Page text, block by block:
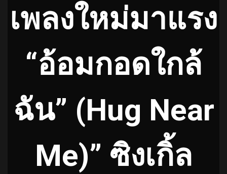
เพลงใหม่มาแรง
“อ้อมกอดใกล้
ฉัน” (Hug Near
Me)” ซิงเกิ้ล